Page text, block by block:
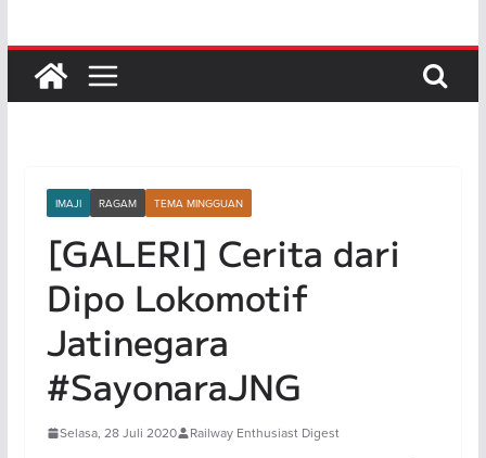
IMAJI RAGAM TEMA MINGGUAN
[GALERI] Cerita dari
Dipo Lokomotif
Jatinegara
#SayonaraJNG
Selasa, 28 Juli 2020 Railway Enthusiast Digest